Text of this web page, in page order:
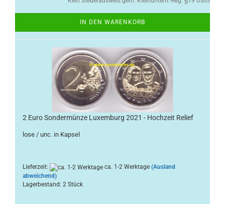
IN DEN WARENKORB
2 Euro Sondermünze Luxemburg 2021 - Hochzeit Relief
lose / unc. in Kapsel
Lieferzeit: ca. 1-2 Werktage (Ausland
abweichend)
Lagerbestand: 2 Stück